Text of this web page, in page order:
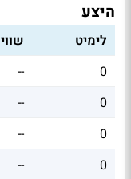
היצע
לימיט שווי
0
--
0
--
0
--
0
--